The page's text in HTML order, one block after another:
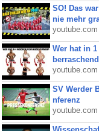
SO! Das
nie mehr
youtube.com
Wer hat in
youtube.com
SV Werder
nferenz
youtube.com